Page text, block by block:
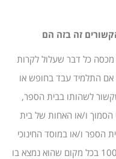
זה בזה הם
מכסה כל דבר שעלול לקרות
התלמיד עבד בחופש או
לשהותו בבית הספר,
הסמוך ו/או האחות של בית
הספר ו/או במוסד החינוכי
שלו. כל עוד הוא מבוטח הוא מכוסה ב-100% בכל מקום שהוא נמצא בו